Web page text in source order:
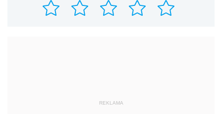
REKLAMA